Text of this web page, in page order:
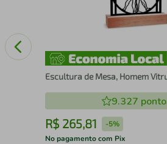
Escultura de Mesa, Homem
9.327
R$ 265,81 -5%
No pagamento com Pix